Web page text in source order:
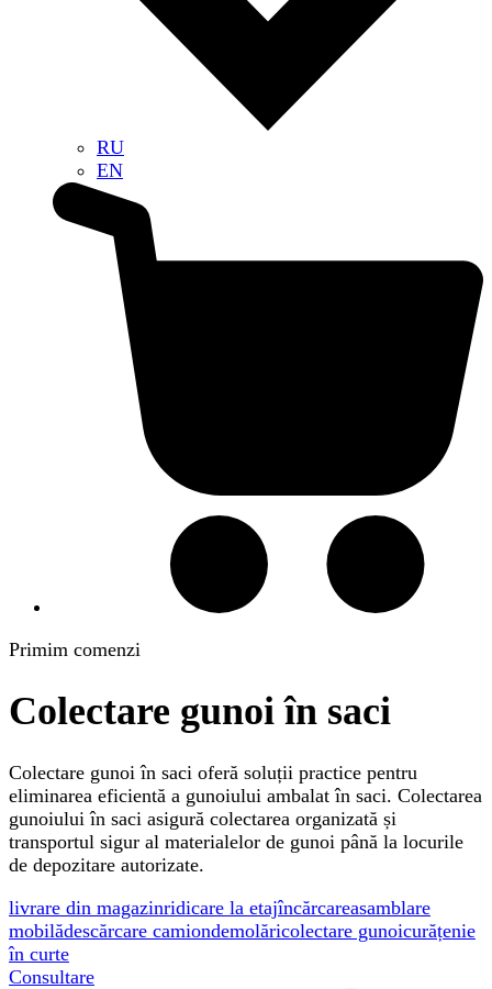
RU
EN
Primim comenzi
Colectare gunoi în saci
Colectare gunoi în saci oferă soluții practice pentru
eliminarea eficientă a gunoiului ambalat în saci. Colectarea
gunoiului în saci asigură colectarea organizată și
transportul sigur al materialelor de gunoi până la locurile
de depozitare autorizate.
livrare din magazinridicare la etajîncărcareasamblare
mobilădescărcare camiondemolăricolectare gunoicurățenie
în curte
Consultare